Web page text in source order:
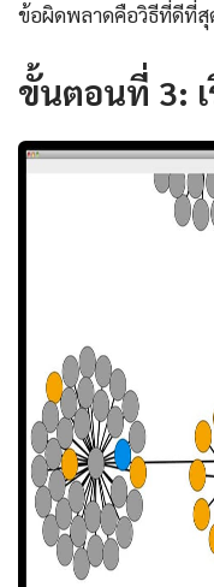
ข้อผิดพลาดคือวิธีที่ดีที่สุ
ขั้นตอนที่ 3: